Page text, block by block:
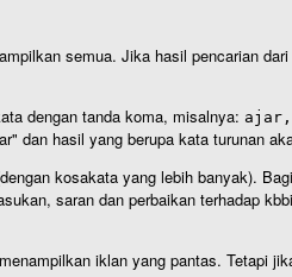
semua. Jika hasil pencarian
dengan tanda koma, misalnya:
dan hasil yang berupa kata turunan
kosakata yang lebih banyak).
saran dan perbaikan terhadap
iklan yang pantas. Tetapi